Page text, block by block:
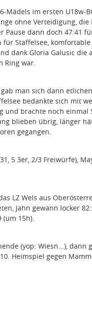
Mädels im ersten U18w-
ohne Verteidigung,
Pause dann doch 47:41
Staffelsee,
dank Gloria Galusic
Ring war.
man sich dann
bedankte sich mit
und brachte noch
blieben übrig, länger
gegangen.
5 3er, 2/3 Freiwürfe),
LZ Wels aus
Jahn gewann locker
(um 15h).
(yop: Wiesn...), dann
Heimspiel gegen